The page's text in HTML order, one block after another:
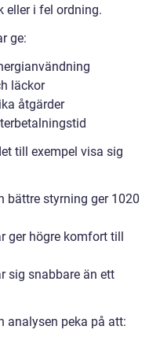
eller i fel ordning.
ge:
läckor
åtgärder
till exempel visa sig
bättre styrning ger 1020
högre komfort till
sig snabbare än ett
analysen peka på att: